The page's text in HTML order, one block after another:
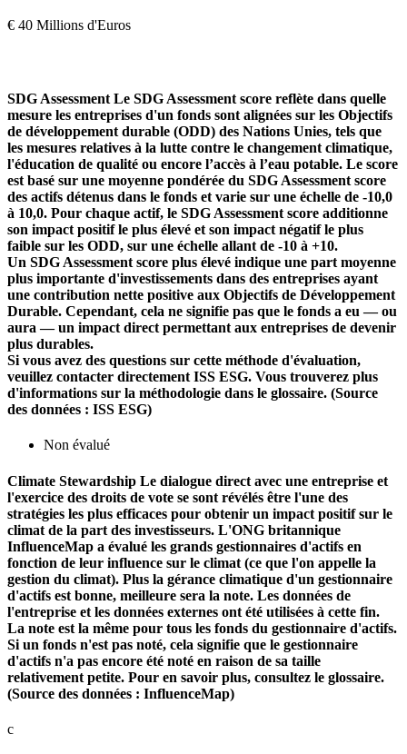
€ 40 Millions d'Euros
SDG Assessment Le SDG Assessment score reflète dans quelle
mesure les entreprises d'un fonds sont alignées sur les Objectifs
de développement durable (ODD) des Nations Unies, tels que
les mesures relatives à la lutte contre le changement climatique,
l'éducation de qualité ou encore l’accès à l’eau potable. Le score
est basé sur une moyenne pondérée du SDG Assessment score
des actifs détenus dans le fonds et varie sur une échelle de -10,0
à 10,0. Pour chaque actif, le SDG Assessment score additionne
son impact positif le plus élevé et son impact négatif le plus
faible sur les ODD, sur une échelle allant de -10 à +10.
Un SDG Assessment score plus élevé indique une part moyenne
plus importante d'investissements dans des entreprises ayant
une contribution nette positive aux Objectifs de Développement
Durable. Cependant, cela ne signifie pas que le fonds a eu — ou
aura — un impact direct permettant aux entreprises de devenir
plus durables.
Si vous avez des questions sur cette méthode d'évaluation,
veuillez contacter directement ISS ESG. Vous trouverez plus
d'informations sur la méthodologie dans le glossaire. (Source
des données : ISS ESG)
Non évalué
Climate Stewardship Le dialogue direct avec une entreprise et
l'exercice des droits de vote se sont révélés être l'une des
stratégies les plus efficaces pour obtenir un impact positif sur le
climat de la part des investisseurs. L'ONG britannique
InfluenceMap a évalué les grands gestionnaires d'actifs en
fonction de leur influence sur le climat (ce que l'on appelle la
gestion du climat). Plus la gérance climatique d'un gestionnaire
d'actifs est bonne, meilleure sera la note. Les données de
l'entreprise et les données externes ont été utilisées à cette fin.
La note est la même pour tous les fonds du gestionnaire d'actifs.
Si un fonds n'est pas noté, cela signifie que le gestionnaire
d'actifs n'a pas encore été noté en raison de sa taille
relativement petite. Pour en savoir plus, consultez le glossaire.
(Source des données : InfluenceMap)
c